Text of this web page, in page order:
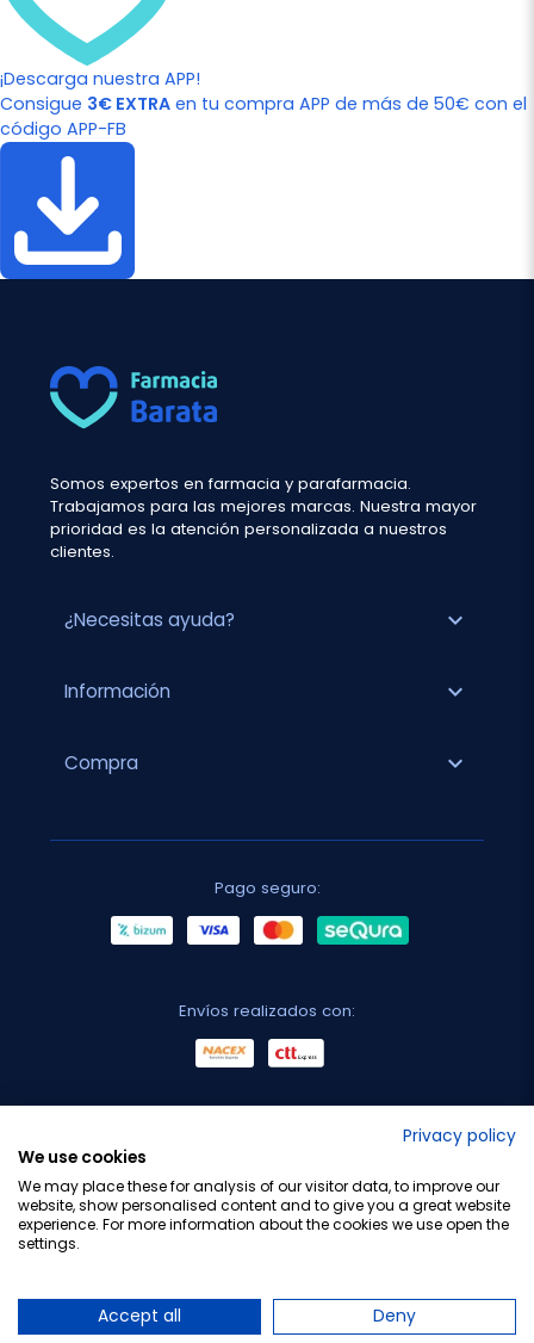
¡Descarga nuestra APP!
Consigue 3€ EXTRA en tu compra APP de más de 50€ con el
código APP-FB
Somos expertos en farmacia y parafarmacia.
Trabajamos para las mejores marcas. Nuestra mayor
prioridad es la atención personalizada a nuestros
clientes.
¿Necesitas ayuda? expand_more
Información expand_more
Compra expand_more
Pago seguro:
Envíos realizados con:
Privacy policy
We use cookies
We may place these for analysis of our visitor data, to improve our
website, show personalised content and to give you a great website
experience. For more information about the cookies we use open the
settings.
Accept all Deny